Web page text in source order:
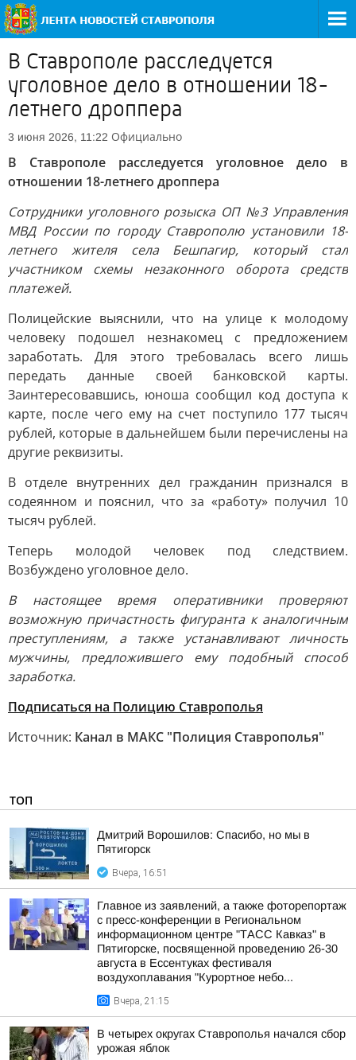
В Ставрополе расследуется
уголовное дело в отношении 18-
летнего дроппера
3 июня 2026, 11:22 Официально
В Ставрополе расследуется уголовное дело в
отношении 18-летнего дроппера
Сотрудники уголовного розыска ОП №3 Управления
МВД России по городу Ставрополю установили 18-
летнего жителя села Бешпагир, который стал
участником схемы незаконного оборота средств
платежей.
Полицейские выяснили, что на улице к молодому
человеку подошел незнакомец с предложением
заработать. Для этого требовалась всего лишь
передать данные своей банковской карты.
Заинтересовавшись, юноша сообщил код доступа к
карте, после чего ему на счет поступило 177 тысяч
рублей, которые в дальнейшем были перечислены на
другие реквизиты.
В отделе внутренних дел гражданин признался в
содеянном и пояснил, что за «работу» получил 10
тысяч рублей.
Теперь молодой человек под следствием.
Возбуждено уголовное дело.
В настоящее время оперативники проверяют
возможную причастность фигуранта к аналогичным
преступлениям, а также устанавливают личность
мужчины, предложившего ему подобный способ
заработка.
Подписаться на Полицию Ставрополья
Источник: Канал в МАКС "Полиция Ставрополья"
ТОП
Дмитрий Ворошилов: Спасибо, но мы в
Пятигорск
Вчера, 16:51
Главное из заявлений, а также фоторепортаж
с пресс-конференции в Региональном
информационном центре "ТАСС Кавказ" в
Пятигорске, посвященной проведению 26-30
августа в Ессентуках фестиваля
воздухоплавания "Курортное небо...
Вчера, 21:15
В четырех округах Ставрополья начался сбор
урожая яблок